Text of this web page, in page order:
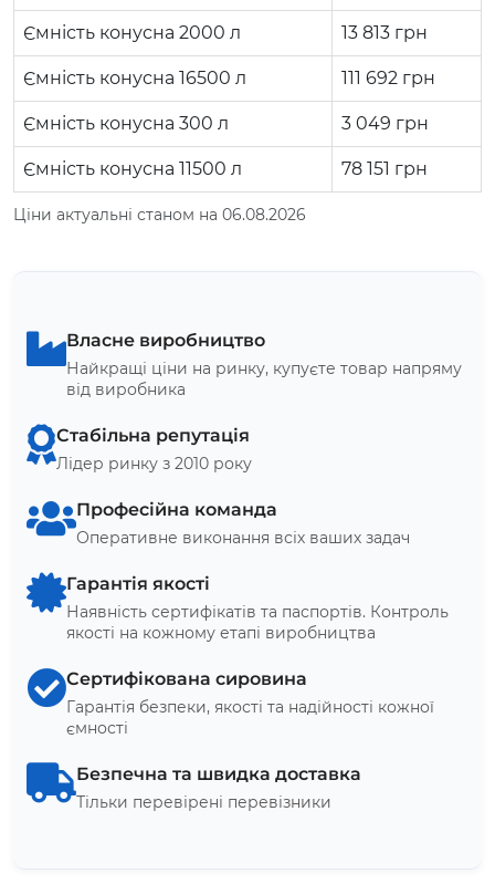
Ємність конусна 2000 л 13 813 грн
Ємність конусна 16500 л 111 692 грн
Ємність конусна 300 л 3 049 грн
Ємність конусна 11500 л 78 151 грн
Ціни актуальні станом на 06.08.2026
Власне виробництво
Найкращі ціни на ринку, купуєте товар напряму
від виробника
Стабільна репутація
Лідер ринку з 2010 року
Професійна команда
Оперативне виконання всіх ваших задач
Гарантія якості
Наявність сертифікатів та паспортів. Контроль
якості на кожному етапі виробництва
Сертифікована сировина
Гарантія безпеки, якості та надійності кожної
ємності
Безпечна та швидка доставка
Тільки перевірені перевізники